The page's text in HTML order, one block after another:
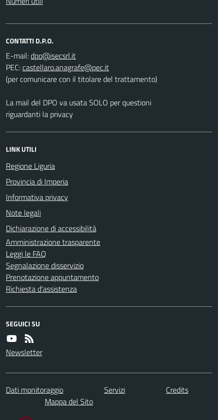
CONTATTI D.P.O.
E-mail:
PEC:
(per comunicare con il titolare del trattamento)
La mail del DPO va usata SOLO per questioni
riguardanti la privacy
LINK UTILI
Regione Liguria
Provincia di Imperia
Informativa privacy
Note legali
Dichiarazione di accessibilità
Amministrazione trasparente
Leggi le FAQ
Segnalazione disservizio
Prenotazione appuntamento
Richiesta d'assistenza
SEGUICI SU
Newsletter
Dati monitoraggio Servizi
Credits
Mappa del Sito